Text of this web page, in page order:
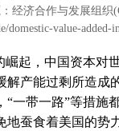
经济合作与发展组织
domestic-value-added-
崛起，中国资本对
解产能过剩所造成
“一带一路”等措施
地蚕食着美国的势